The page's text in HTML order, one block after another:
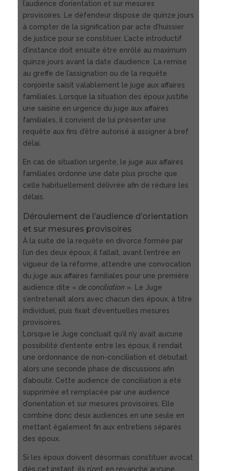
l’audience d’orientation et sur mesures
provisoires. Le défendeur dispose de quinze jours
à compter de la signification par acte d’huissier
de justice pour se constituer. L’acte introductif
d’instance doit ensuite être enrôlé au maximum
quinze jours avant la date d’audience. La remise
au greffe de l’assignation ou de la requête
conjointe saisit valablement le juge aux affaires
familiales. Lorsque la situation des époux justifie
une saisine en urgence du juge aux affaires
familiales, il convient de lui présenter une
requête aux fins d’être autorisé à assigner à bref
délai.
En cas de situation urgente, le juge aux affaires
familiales ordonne une date plus proche que
celle habituellement délivrée afin de réduire les
délais.
Déroulement de l’audience d’orientation
et sur mesures provisoires
À la suite de la requête en divorce formée par
l’un des deux époux, il fallait, avant l’entrée en
vigueur de la réforme, attendre une convocation
du juge aux affaires familiales pour une première
audience dite « de conciliation ». Le Juge
s’entretenait alors avec chacun des époux, à titre
individuel, puis fixait d’éventuelles mesures
provisoires.
Lorsque le Juge concluait qu’il n’y avait aucune
possibilité d’entente entre les époux, il rendait
une ordonnance de non-conciliation et débutait
alors une seconde phase de discussions afin
d’aboutir. Cette audience de conciliation a été
supprimée et remplacée par une audience
d’orientation et sur mesures provisoires. Elle
combine donc deux audiences en une seule en
mettant également fin aux entretiens séparés
des époux.
Si les époux doivent désormais constituer avocat
dès cet instant, ils n’ont en revanche aucune